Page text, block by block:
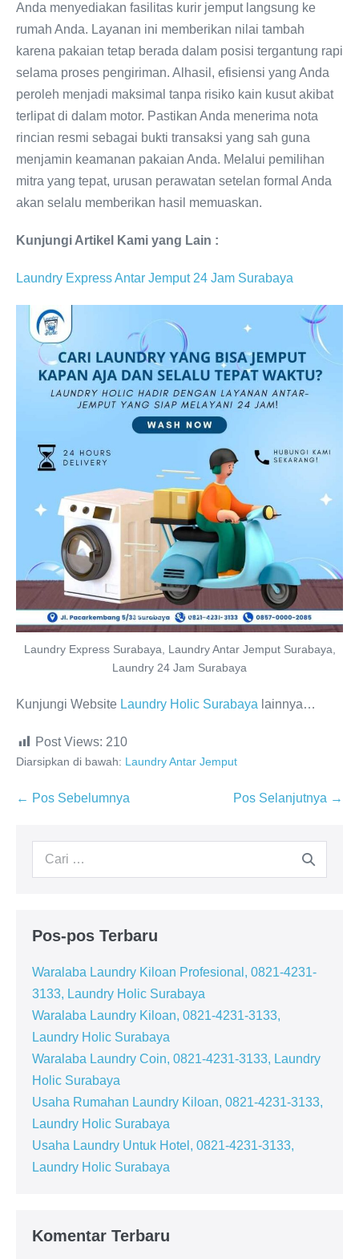
Anda menyediakan fasilitas kurir jemput langsung ke
rumah Anda. Layanan ini memberikan nilai tambah
karena pakaian tetap berada dalam posisi tergantung rapi
selama proses pengiriman. Alhasil, efisiensi yang Anda
peroleh menjadi maksimal tanpa risiko kain kusut akibat
terlipat di dalam motor. Pastikan Anda menerima nota
rincian resmi sebagai bukti transaksi yang sah guna
menjamin keamanan pakaian Anda. Melalui pemilihan
mitra yang tepat, urusan perawatan setelan formal Anda
akan selalu memberikan hasil memuaskan.
Kunjungi Artikel Kami yang Lain :
Laundry Express Antar Jemput 24 Jam Surabaya
Laundry Express Surabaya, Laundry Antar Jemput Surabaya,
Laundry 24 Jam Surabaya
Kunjungi Website Laundry Holic Surabaya lainnya…
Post Views: 210
Diarsipkan di bawah: Laundry Antar Jemput
Navigasi
← Pos Sebelumnya Pos Selanjutnya →
Pencarian
Pos-pos Terbaru
Waralaba Laundry Kiloan Profesional, 0821-4231-
3133, Laundry Holic Surabaya
Waralaba Laundry Kiloan, 0821-4231-3133,
Laundry Holic Surabaya
Waralaba Laundry Coin, 0821-4231-3133, Laundry
Holic Surabaya
Usaha Rumahan Laundry Kiloan, 0821-4231-3133,
Laundry Holic Surabaya
Usaha Laundry Untuk Hotel, 0821-4231-3133,
Laundry Holic Surabaya
Komentar Terbaru